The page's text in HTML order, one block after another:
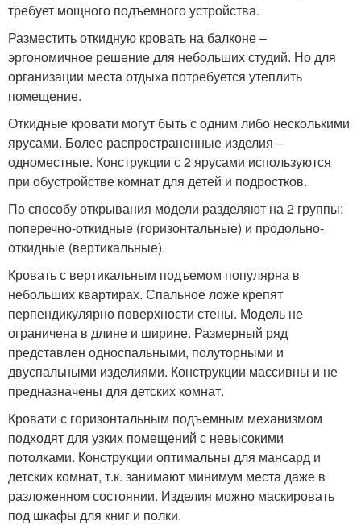
требует мощного подъемного устройства.
Разместить откидную кровать на балконе –
эргономичное решение для небольших студий. Но для
организации места отдыха потребуется утеплить
помещение.
Откидные кровати могут быть с одним либо несколькими
ярусами. Более распространенные изделия –
одноместные. Конструкции с 2 ярусами используются
при обустройстве комнат для детей и подростков.
По способу открывания модели разделяют на 2 группы:
поперечно-откидные (горизонтальные) и продольно-
откидные (вертикальные).
Кровать с вертикальным подъемом популярна в
небольших квартирах. Спальное ложе крепят
перпендикулярно поверхности стены. Модель не
ограничена в длине и ширине. Размерный ряд
представлен односпальными, полуторными и
двуспальными изделиями. Конструкции массивны и не
предназначены для детских комнат.
Кровати с горизонтальным подъемным механизмом
подходят для узких помещений с невысокими
потолками. Конструкции оптимальны для мансард и
детских комнат, т.к. занимают минимум места даже в
разложенном состоянии. Изделия можно маскировать
под шкафы для книг и полки.